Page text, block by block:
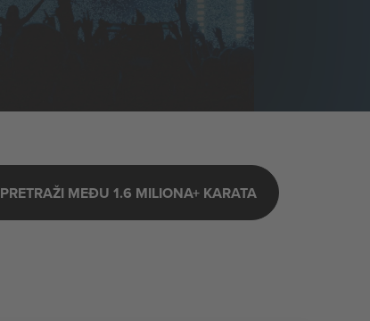
PRETRAŽI MEĐU 1.6 MILIONA+ KARATA